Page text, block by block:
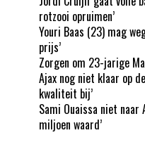
rotzooi opruimen’
Youri Baas (23) mag
prijs’
Zorgen om 23-jarige
Ajax nog niet klaar op
kwaliteit bij’
Sami Ouaissa niet naar
miljoen waard’